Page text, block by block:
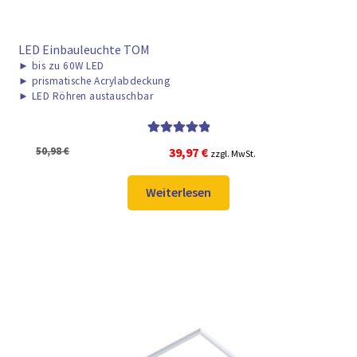
LED Einbauleuchte TOM
► bis zu 60W LED
► prismatische Acrylabdeckung
► LED Röhren austauschbar
von 5
50,98€
Ursprünglicher
war:
50,98 €
39,97 €Aktueller
ist:
39,97 €.
zzgl. MwSt.
Weiterlesen